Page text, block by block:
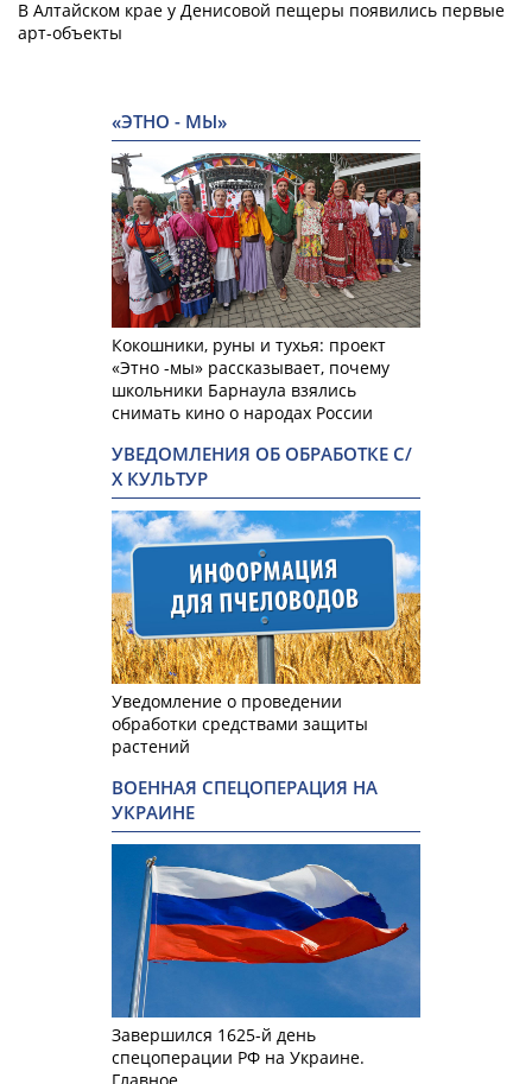
В Алтайском крае у Денисовой пещеры появились первые
арт-объекты
«ЭТНО - МЫ»
Кокошники, руны и тухья: проект
«Этно -мы» рассказывает, почему
школьники Барнаула взялись
снимать кино о народах России
УВЕДОМЛЕНИЯ ОБ ОБРАБОТКЕ С/
Х КУЛЬТУР
Уведомление о проведении
обработки средствами защиты
растений
ВОЕННАЯ СПЕЦОПЕРАЦИЯ НА
УКРАИНЕ
Завершился 1625-й день
спецоперации РФ на Украине.